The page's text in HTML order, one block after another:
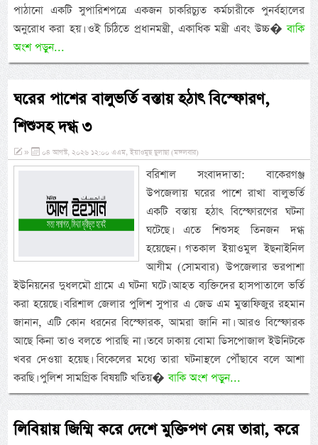
পাঠানো একটি সুপারিশপত্রে একজন চাকরিচ্যুত কর্মচারীকে পুনর্বহালের
অনুরোধ করা হয়। ওই চিঠিতে প্রধানমন্ত্রী, একাধিক মন্ত্রী এবং উচ্চ�বাকি
অংশ পড়ুন...
ঘরের পাশের বালুভর্তি বস্তায় হঠাৎ বিস্ফোরণ,
শিশুসহ দগ্ধ ৩
» ০৪ আগস্ট, ২০২৬ ১২:০০ এএম, ইয়াওমুছ ছুলাছা (মঙ্গলবার)
বরিশাল সংবাদদাতা: বাকেরগঞ্জ
উপজেলায় ঘরের পাশে রাখা বালুভর্তি
একটি বস্তায় হঠাৎ বিস্ফোরণের ঘটনা
ঘটেছে। এতে শিশুসহ তিনজন দগ্ধ
হয়েছেন। গতকাল ইয়াওমুল ইছনাইনিল
আযীম (সোমবার) উপজেলার ভরপাশা
ইউনিয়নের দুধলমৌ গ্রামে এ ঘটনা ঘটে। আহত ব্যক্তিদের হাসপাতালে ভর্তি
করা হয়েছে। বরিশাল জেলার পুলিশ সুপার এ জেড এম মুস্তাফিজুর রহমান
জানান, এটি কোন ধরনের বিস্ফোরক, আমরা জানি না। আরও বিস্ফোরক
আছে কিনা তাও বলতে পারছি না। তবে ঢাকায় বোমা ডিসপোজাল ইউনিটকে
খবর দেওয়া হয়েছ। বিকেলের মধ্যে তারা ঘটনাস্থলে পৌঁছাবে বলে আশা
করছি। পুলিশ সামগ্রিক বিষয়টি খতিয়�বাকি অংশ পড়ুন...
লিবিয়ায় জিম্মি করে দেশে মুক্তিপণ নেয় তারা, করে